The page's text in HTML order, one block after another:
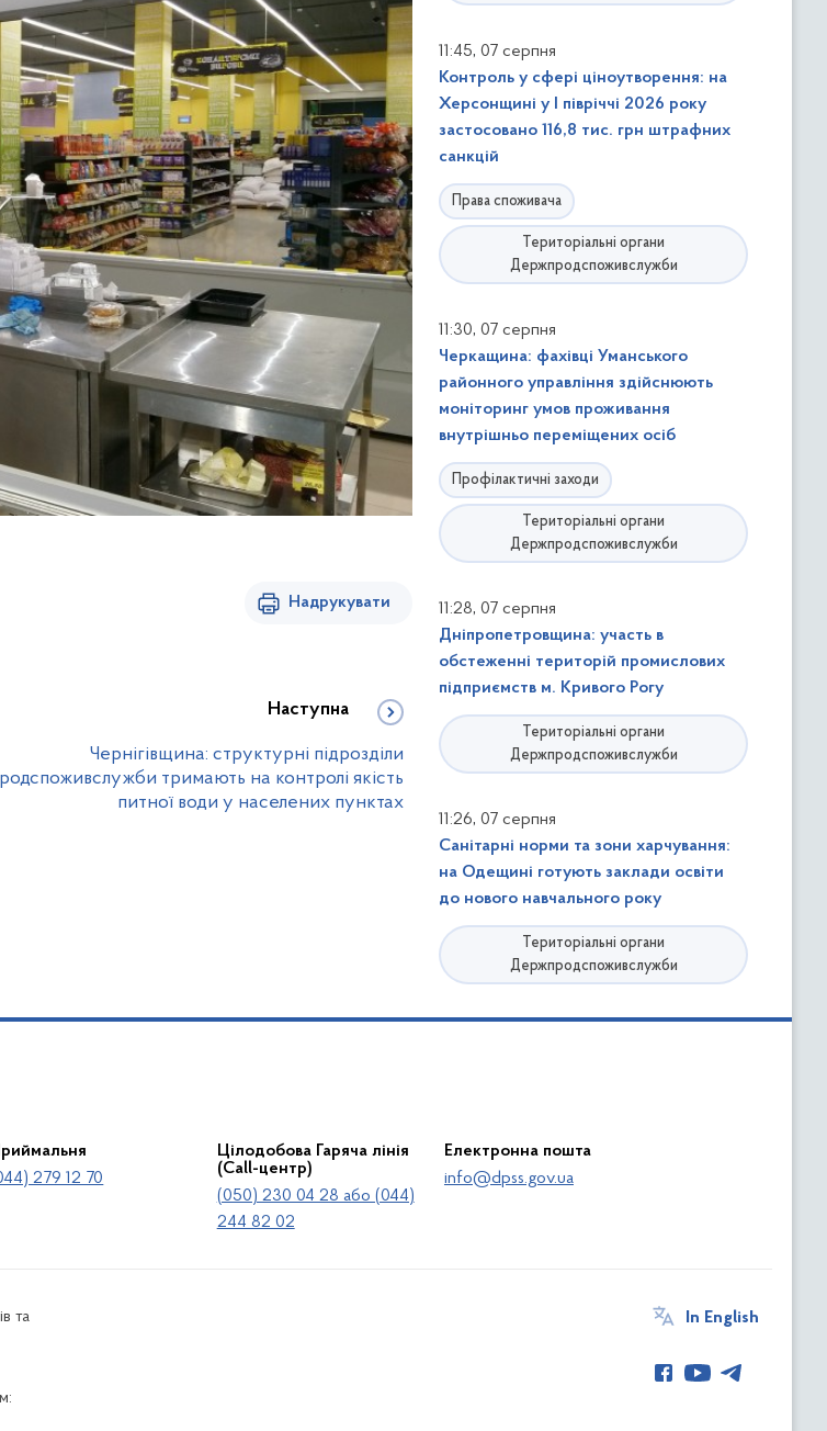
Надрукувати
Наступна
Чернігівщина: структурні підрозділи
тримають на контролі якість
питної води у населених пунктах
11:45, 07 серпня
Контроль у сфері ціноутворення: на
Херсонщині у І півріччі 2026 року
застосовано 116,8 тис. грн штрафних
санкцій
Права споживача
Територіальні органи
Держпродспоживслужби
11:30, 07 серпня
Черкащина: фахівці Уманського
районного управління здійснюють
моніторинг умов проживання
внутрішньо переміщених осіб
Профілактичні заходи
Територіальні органи
Держпродспоживслужби
11:28, 07 серпня
Дніпропетровщина: участь в
обстеженні територій промислових
підприємств м. Кривого Рогу
Територіальні органи
Держпродспоживслужби
11:26, 07 серпня
Санітарні норми та зони харчування:
на Одещині готують заклади освіти
до нового навчального року
Територіальні органи
Держпродспоживслужби
279 12 70
Цілодобова Гаряча лінія
(Call-центр)
(050) 230 04 28 або (044)
244 82 02
Електронна пошта
info@dpss.gov.ua
та
In English